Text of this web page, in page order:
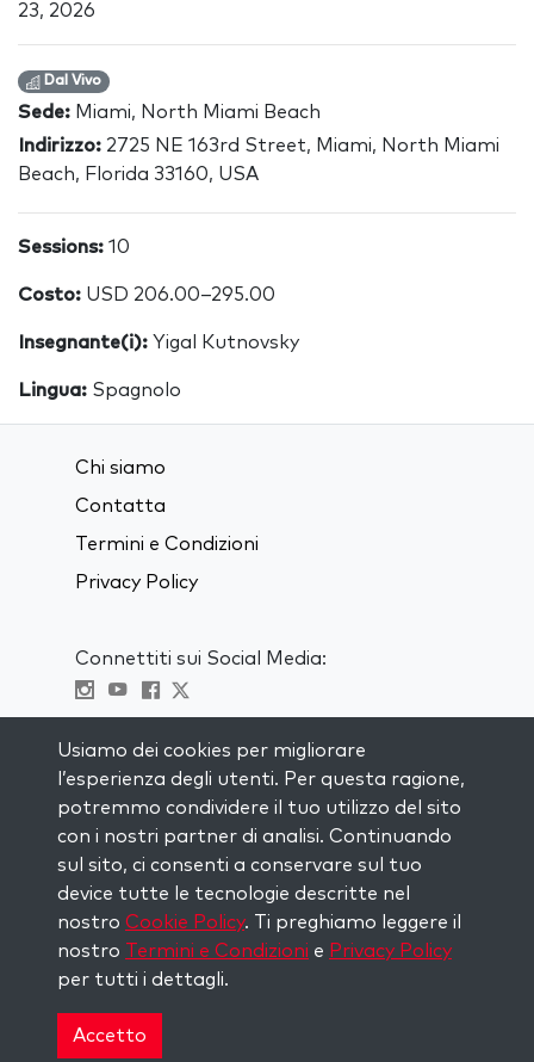
23, 2026
Dal Vivo
Sede: Miami, North Miami Beach
Indirizzo: 2725 NE 163rd Street, Miami, North Miami
Beach, Florida 33160, USA
Sessions: 10
Costo: USD 206.00–295.00
Insegnante(i): Yigal Kutnovsky
Lingua: Spagnolo
Chi siamo
Contatta
Termini e Condizioni
Privacy Policy
Connettiti sui Social Media:
RIMANI AGGIORNATO
Iscriviti alla nostra mailing list e ricevi
ispirazione ogni settimana nella tua
casella di posta.
Iscriviti
reserved.
Usiamo dei cookies per migliorare
l’esperienza degli utenti. Per questa ragione,
potremmo condividere il tuo utilizzo del sito
con i nostri partner di analisi. Continuando
sul sito, ci consenti a conservare sul tuo
device tutte le tecnologie descritte nel
nostro Cookie Policy. Ti preghiamo leggere il
nostro Termini e Condizioni e Privacy Policy
per tutti i dettagli.
Accetto